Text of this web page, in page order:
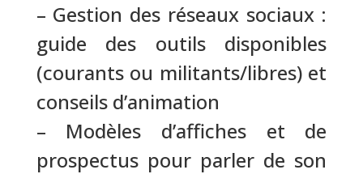
– Gestion des réseaux sociaux :
guide des outils disponibles
(courants ou militants/libres) et
conseils d’animation
– Modèles d’affiches et de
prospectus pour parler de son